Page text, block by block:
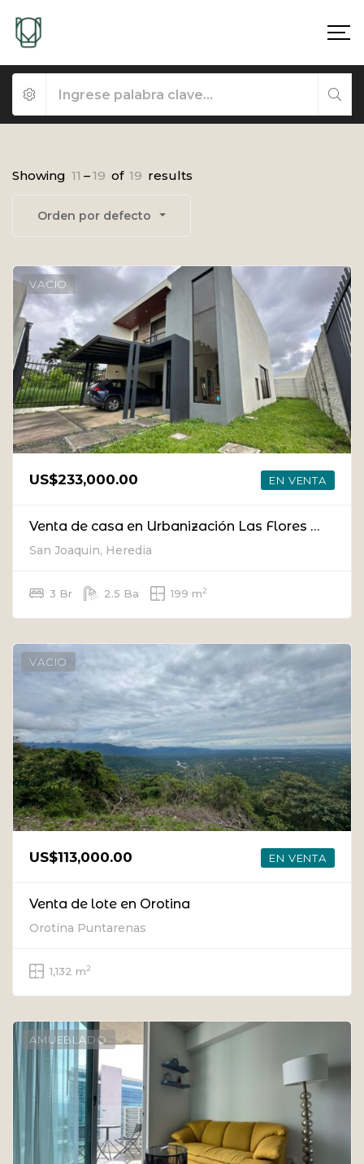
Showing 11 –19 of 19 results
Orden por defecto
VACIO
US$233,000.00 EN VENTA
Venta de casa en Urbanización Las Flores en Heredia
San Joaquin, Heredia
3 Br 2.5 Ba 199 m2
VACIO
US$113,000.00 EN VENTA
Venta de lote en Orotina
Orotina Puntarenas
1,132 m2
AMUEBLADO